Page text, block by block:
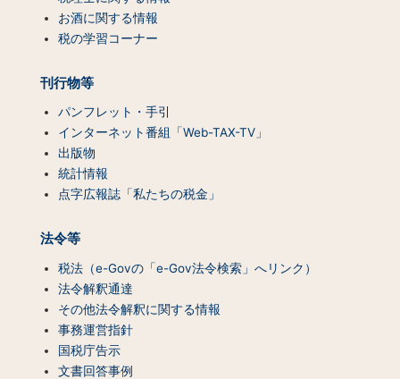
お酒に関する情報
税の学習コーナー
刊行物等
パンフレット・手引
インターネット番組「Web-TAX-TV」
出版物
統計情報
点字広報誌「私たちの税金」
法令等
税法（e-Govの「e-Gov法令検索」へリンク）
法令解釈通達
その他法令解釈に関する情報
事務運営指針
国税庁告示
文書回答事例